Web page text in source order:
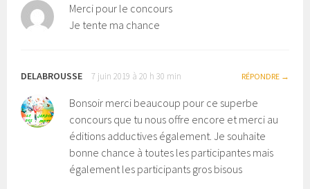
Merci pour le concours
Je tente ma chance
DELABROUSSE 7 juin 2019 à 20 h 30 min RÉPONDRE
Bonsoir merci beaucoup pour ce superbe
concours que tu nous offre encore et merci au
éditions adductives également. Je souhaite
bonne chance à toutes les participantes mais
également les participants gros bisous